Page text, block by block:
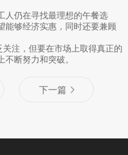
人仍在寻找最理想的午餐选
能够经济实惠，同时还要兼顾
关注，但要在市场上取得真正的
断努力和突破。
下一篇